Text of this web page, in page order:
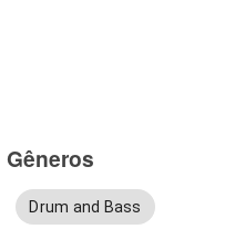
Gêneros
Drum and Bass